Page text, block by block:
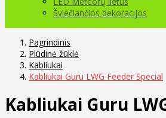
Šviečiančios dekoracijos
Pagrindinis
Plūdinė žūklė
Kabliukai
Kabliukai Guru LWG Feeder Special
Kabliukai Guru